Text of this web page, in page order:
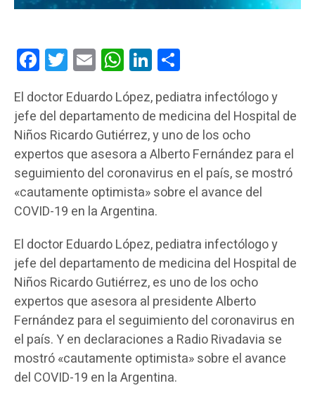
FacebookTwitterEmail WhatsAppLinkedIn
El doctor Eduardo López, pediatra infectólogo y
jefe del departamento de medicina del Hospital de
Niños Ricardo Gutiérrez, y uno de los ocho
expertos que asesora a Alberto Fernández para el
seguimiento del coronavirus en el país, se mostró
«cautamente optimista» sobre el avance del
COVID-19 en la Argentina.
El doctor Eduardo López, pediatra infectólogo y
jefe del departamento de medicina del Hospital de
Niños Ricardo Gutiérrez, es uno de los ocho
expertos que asesora al presidente Alberto
Fernández para el seguimiento del coronavirus en
el país. Y en declaraciones a Radio Rivadavia se
mostró «cautamente optimista» sobre el avance
del COVID-19 en la Argentina.